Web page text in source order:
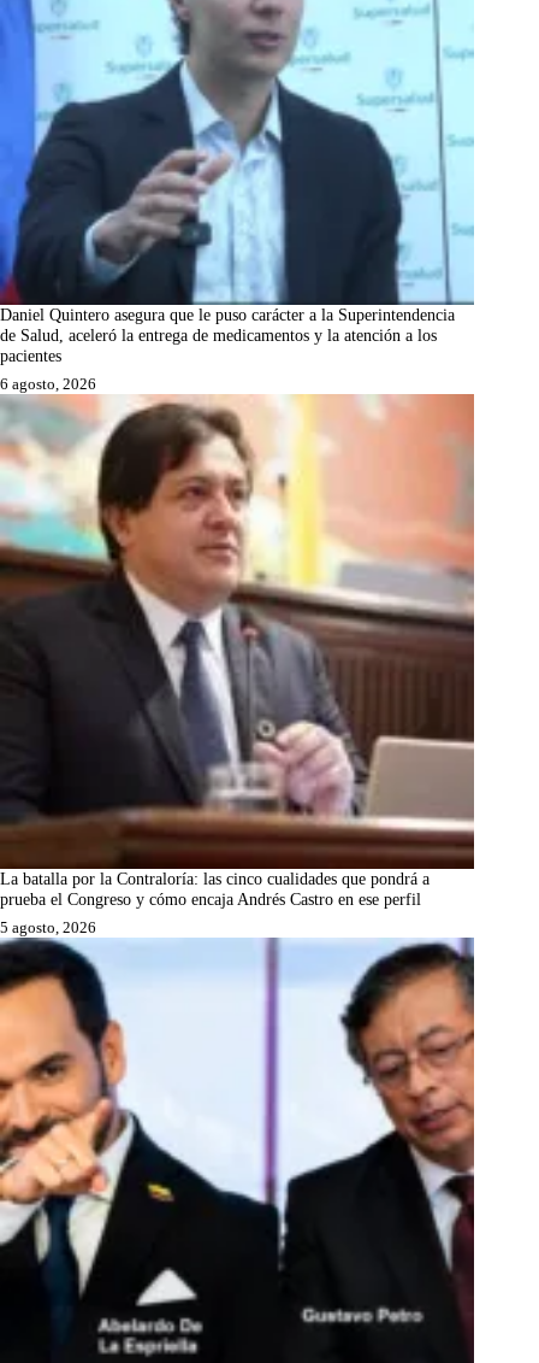
Daniel Quintero asegura que le puso carácter a la Superintendencia
de Salud, aceleró la entrega de medicamentos y la atención a los
pacientes
6 agosto, 2026
La batalla por la Contraloría: las cinco cualidades que pondrá a
prueba el Congreso y cómo encaja Andrés Castro en ese perfil
5 agosto, 2026